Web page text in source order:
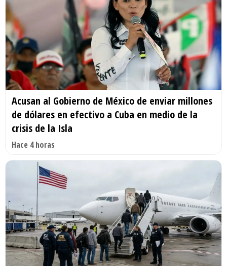
Acusan al Gobierno de México de enviar millones
de dólares en efectivo a Cuba en medio de la
crisis de la Isla
Hace 4 horas